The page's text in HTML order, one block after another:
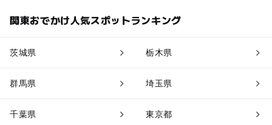
関東おでかけ人気スポットランキング
茨城県 栃木県
群馬県 埼玉県
千葉県 東京都